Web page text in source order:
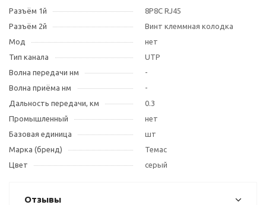
Разъём 1й
8P8C RJ45
Разъём 2й
Винт клеммная колодка
Мод
нет
Тип канала
UTP
Волна передачи нм
-
Волна приёма нм
-
Дальность передачи, км
0.3
Промышленный
нет
Базовая единица
шт
Марка (бренд)
Темас
Цвет
серый
Отзывы